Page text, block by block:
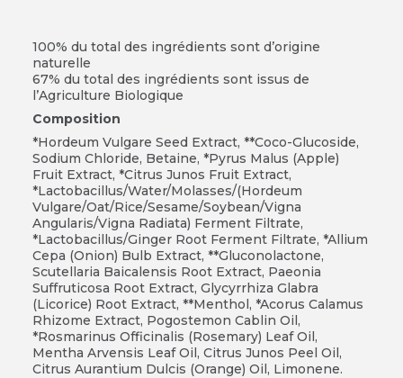
100% du total des ingrédients sont d’origine
naturelle
67% du total des ingrédients sont issus de
l’Agriculture Biologique
Composition
*Hordeum Vulgare Seed Extract, **Coco-Glucoside,
Sodium Chloride, Betaine, *Pyrus Malus (Apple)
Fruit Extract, *Citrus Junos Fruit Extract,
*Lactobacillus/Water/Molasses/(Hordeum
Vulgare/Oat/Rice/Sesame/Soybean/Vigna
Angularis/Vigna Radiata) Ferment Filtrate,
*Lactobacillus/Ginger Root Ferment Filtrate, *Allium
Cepa (Onion) Bulb Extract, **Gluconolactone,
Scutellaria Baicalensis Root Extract, Paeonia
Suffruticosa Root Extract, Glycyrrhiza Glabra
(Licorice) Root Extract, **Menthol, *Acorus Calamus
Rhizome Extract, Pogostemon Cablin Oil,
*Rosmarinus Officinalis (Rosemary) Leaf Oil,
Mentha Arvensis Leaf Oil, Citrus Junos Peel Oil,
Citrus Aurantium Dulcis (Orange) Oil, Limonene.